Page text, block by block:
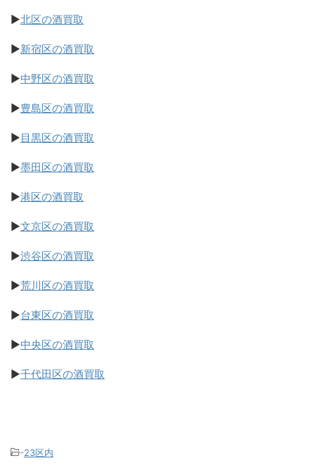
▶北区の酒買取
▶新宿区の酒買取
▶中野区の酒買取
▶豊島区の酒買取
▶目黒区の酒買取
▶墨田区の酒買取
▶港区の酒買取
▶文京区の酒買取
▶渋谷区の酒買取
▶荒川区の酒買取
▶台東区の酒買取
▶中央区の酒買取
▶千代田区の酒買取
-23区内